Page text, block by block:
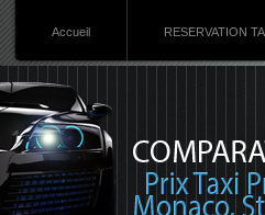
Accueil RESERVATION